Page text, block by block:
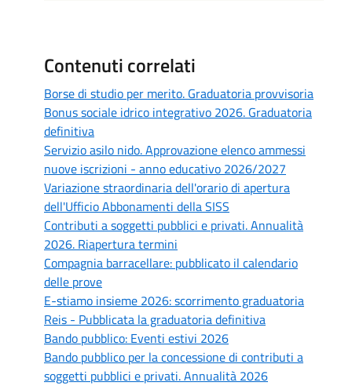
Contenuti correlati
Borse di studio per merito. Graduatoria provvisoria
Bonus sociale idrico integrativo 2026. Graduatoria
definitiva
Servizio asilo nido. Approvazione elenco ammessi
nuove iscrizioni - anno educativo 2026/2027
Variazione straordinaria dell'orario di apertura
dell'Ufficio Abbonamenti della SISS
Contributi a soggetti pubblici e privati. Annualità
2026. Riapertura termini
Compagnia barracellare: pubblicato il calendario
delle prove
E-stiamo insieme 2026: scorrimento graduatoria
Reis - Pubblicata la graduatoria definitiva
Bando pubblico: Eventi estivi 2026
Bando pubblico per la concessione di contributi a
soggetti pubblici e privati. Annualità 2026